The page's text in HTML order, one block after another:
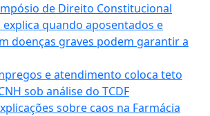
de Direito Constitucional
quando aposentados e
doenças graves podem garantir a
e atendimento coloca teto
sob análise do TCDF
sobre caos na Farmácia